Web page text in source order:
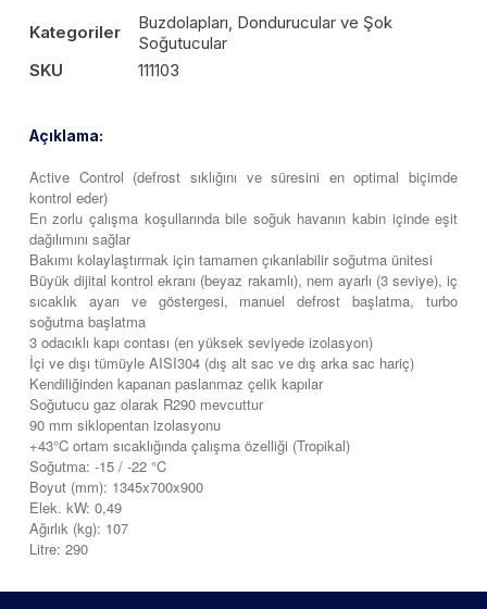
Kategoriler
Buzdolapları, Dondurucular ve Şok
Soğutucular
SKU
111103
Açıklama:
Active Control (defrost sıklığını ve süresini en optimal biçimde
kontrol eder)
En zorlu çalışma koşullarında bile soğuk havanın kabin içinde eşit
dağılımını sağlar
Bakımı kolaylaştırmak için tamamen çıkarılabilir soğutma ünitesi
Büyük dijital kontrol ekranı (beyaz rakamlı), nem ayarlı (3 seviye), iç
sıcaklık ayarı ve göstergesi, manuel defrost başlatma, turbo
soğutma başlatma
3 odacıklı kapı contası (en yüksek seviyede izolasyon)
İçi ve dışı tümüyle AISI304 (dış alt sac ve dış arka sac hariç)
Kendiliğinden kapanan paslanmaz çelik kapılar
Soğutucu gaz olarak R290 mevcuttur
90 mm siklopentan izolasyonu
+43°C ortam sıcaklığında çalışma özelliği (Tropikal)
Soğutma: -15 / -22 °C
Boyut (mm): 1345x700x900
Elek. kW: 0,49
Ağırlık (kg): 107
Litre: 290